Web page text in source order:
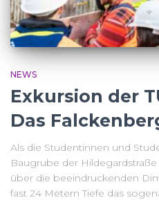
NEWS
Exkursion der
Das
Als die Studentinnen und
Baugrube der
über die beeindruckenden
fast 24 Metern Tiefe das